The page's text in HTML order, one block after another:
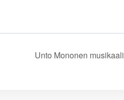
Unto Mononen musikaali